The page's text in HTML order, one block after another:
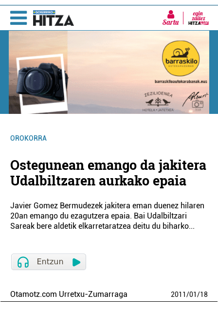
Sartu
OROKORRA
Ostegunean emango da jakitera
Udalbiltzaren aurkako epaia
Javier Gomez Bermudezek jakitera eman duenez hilaren
20an emango du ezagutzera epaia. Bai Udalbiltzari
Sareak bere aldetik elkarretaratzea deitu du biharko...
Otamotz.com Urretxu-Zumarraga 2011/01/18